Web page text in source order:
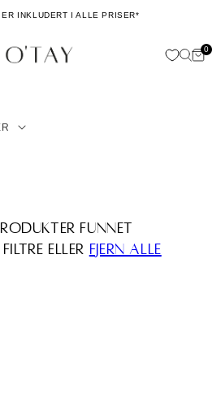
ER INKLUDERT I ALLE PRISER*
00
funnet
filtre eller fjern alle